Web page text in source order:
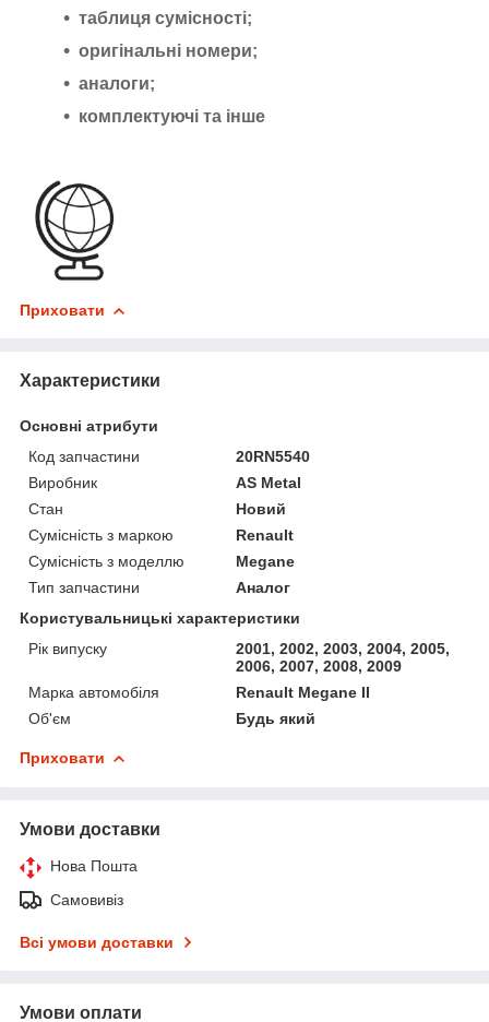
таблиця сумісності;
оригінальні номери;
аналоги;
комплектуючі та інше
Приховати
Характеристики
Основні атрибути
Код запчастини
20RN5540
Виробник
AS Metal
Стан
Новий
Сумісність з маркою
Renault
Сумісність з моделлю
Megane
Тип запчастини
Аналог
Користувальницькі характеристики
Рік випуску
2001, 2002, 2003, 2004, 2005,
2006, 2007, 2008, 2009
Марка автомобіля
Renault Megane II
Об'єм
Будь який
Приховати
Умови доставки
Нова Пошта
Самовивіз
Всі умови доставки
Умови оплати